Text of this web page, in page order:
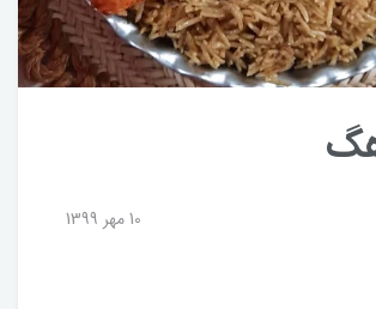
10 مهر 1399